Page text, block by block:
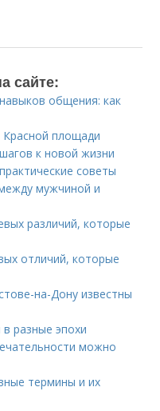
сайте:
общения: как
Красной площади
к новой жизни
советы
мужчиной и
различий, которые
отличий, которые
на-Дону известны
разные эпохи
можно
термины и их